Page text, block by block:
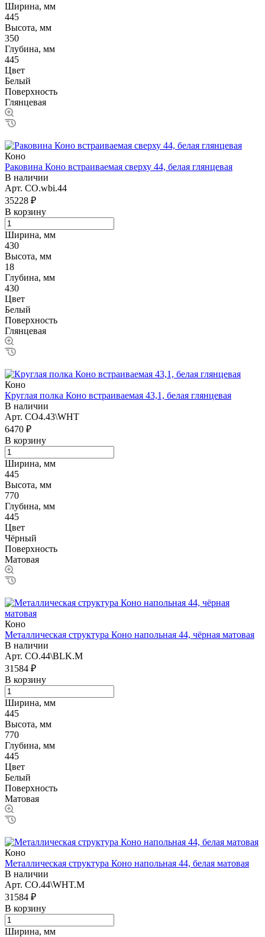
Ширина, мм
445
Высота, мм
350
Глубина, мм
445
Цвет
Белый
Поверхность
Глянцевая
Коно
Раковина Коно встраиваемая сверху 44, белая глянцевая
В наличии
Арт. CO.wbi.44
35228 ₽
В корзину
Ширина, мм
430
Высота, мм
18
Глубина, мм
430
Цвет
Белый
Поверхность
Глянцевая
Коно
Круглая полка Коно встраиваемая 43,1, белая глянцевая
В наличии
Арт. CO4.43\WHT
6470 ₽
В корзину
Ширина, мм
445
Высота, мм
770
Глубина, мм
445
Цвет
Чёрный
Поверхность
Матовая
Коно
Металлическая структура Коно напольная 44, чёрная матовая
В наличии
Арт. CO.44\BLK.M
31584 ₽
В корзину
Ширина, мм
445
Высота, мм
770
Глубина, мм
445
Цвет
Белый
Поверхность
Матовая
Коно
Металлическая структура Коно напольная 44, белая матовая
В наличии
Арт. CO.44\WHT.M
31584 ₽
В корзину
Ширина, мм